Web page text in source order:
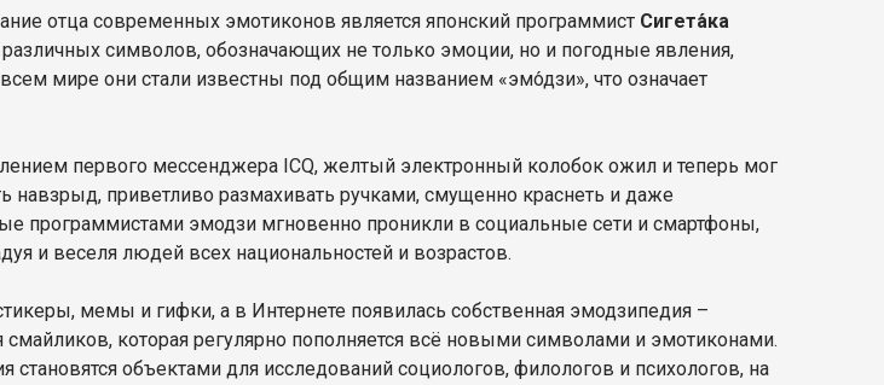
отца современных эмотиконов является японский программист Сигета́ка
символов, обозначающих не только эмоции, но и погодные явления,
мире они стали известны под общим названием «эмо́дзи», что означает
первого мессенджера ICQ, желтый электронный колобок ожил и теперь мог
навзрыд, приветливо размахивать ручками, смущенно краснеть и даже
программистами эмодзи мгновенно проникли в социальные сети и смартфоны,
и веселя людей всех национальностей и возрастов.
мемы и гифки, а в Интернете появилась собственная эмодзипедия –
которая регулярно пополняется всё новыми символами и эмотиконами.
становятся объектами для исследований социологов, филологов и психологов, на